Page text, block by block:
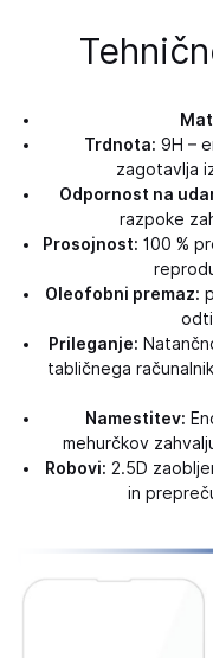
Trdnota: 9H –
zagotavlja
Odpornost na
razpoke
Prosojnost: 100 %
Oleofobni premaz:
Prileganje:
tabličnega
Namestitev:
mehurčkov
Robovi: 2.5D
in